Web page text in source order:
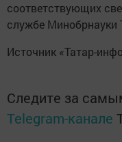
соответствующих
службе Минобрнауки
Источник «Татар-
Следите за
Telegram-канале